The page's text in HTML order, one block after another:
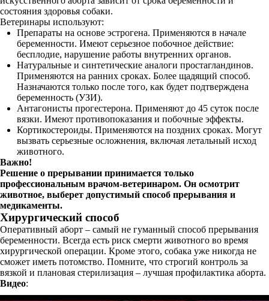
состояния здоровья собаки.
Ветеринары используют:
Препараты на основе эстрогена. Применяются в начале
беременности. Имеют серьезное побочное действие:
бесплодие, нарушение работы внутренних органов.
Натуральные и синтетические аналоги простагландинов.
Применяются на ранних сроках. Более щадящий способ.
Назначаются только после того, как будет подтверждена
беременность (УЗИ).
Антагонисты прогестерона. Применяют до 45 суток после
вязки. Имеют противопоказания и побочные эффекты.
Кортикостероиды. Применяются на поздних сроках. Могут
вызвать серьезные осложнения, включая летальный исход
животного.
Важно!
Решение о прерывании принимается только
профессиональным врачом-ветеринаром. Он осмотрит
животное, выберет допустимый способ прерывания и
медикаменты.
Хирургический способ
Оперативный аборт – самый не гуманный способ прерывания
беременности. Всегда есть риск смерти животного во время
хирургической операции. Кроме этого, собака уже никогда не
сможет иметь потомство. Помните, что строгий контроль за
вязкой и плановая стерилизация – лучшая профилактика аборта.
Видео: